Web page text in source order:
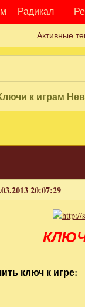
Радикал
Активные
к играм
20:07:29
ключ к игре: